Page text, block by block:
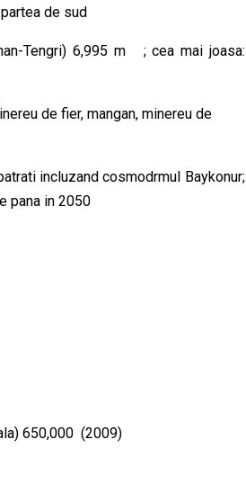
de sud
Tengri) 6,995 m ; cea mai joasa:
de fier, mangan, minereu de
incluzand cosmodrmul Baykonur;
pana in 2050
650,000 (2009)